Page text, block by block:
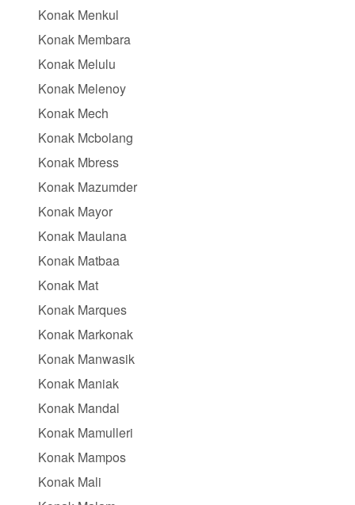
Konak Menkul
Konak Membara
Konak Melulu
Konak Melenoy
Konak Mech
Konak Mcbolang
Konak Mbress
Konak Mazumder
Konak Mayor
Konak Maulana
Konak Matbaa
Konak Mat
Konak Marques
Konak Markonak
Konak Manwasik
Konak Maniak
Konak Mandal
Konak Mamulleri
Konak Mampos
Konak Mali